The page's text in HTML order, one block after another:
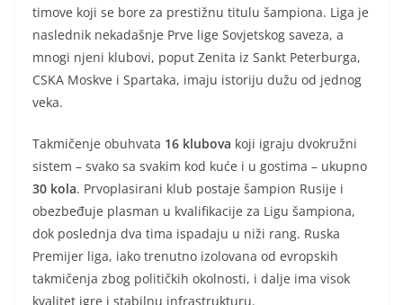
timove koji se bore za prestižnu titulu šampiona. Liga je
naslednik nekadašnje Prve lige Sovjetskog saveza, a
mnogi njeni klubovi, poput Zenita iz Sankt Peterburga,
CSKA Moskve i Spartaka, imaju istoriju dužu od jednog
veka.
Takmičenje obuhvata 16 klubova koji igraju dvokružni
sistem – svako sa svakim kod kuće i u gostima – ukupno
30 kola. Prvoplasirani klub postaje šampion Rusije i
obezbeđuje plasman u kvalifikacije za Ligu šampiona,
dok poslednja dva tima ispadaju u niži rang. Ruska
Premijer liga, iako trenutno izolovana od evropskih
takmičenja zbog političkih okolnosti, i dalje ima visok
kvalitet igre i stabilnu infrastrukturu.